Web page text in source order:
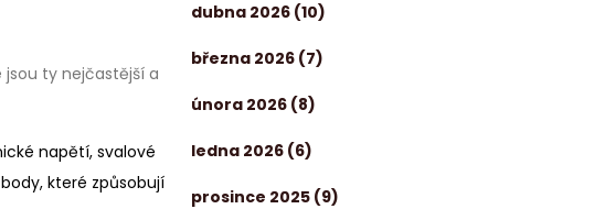
dubna 2026 (10)
března 2026 (7)
února 2026 (8)
ledna 2026 (6)
prosince 2025 (9)
jsou ty nejčastější a
napětí, svalové
které způsobují